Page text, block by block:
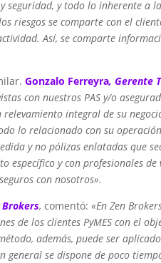
seguridad, y todo lo inherente a
riesgos se comparte con el
Así, se comparte
Gonzalo Ferreyra, Gerente
con nuestros PAS y/o
relevamiento integral de su
lo relacionado con su
y no pólizas enlatadas que
específico y con profesionales
con nosotros».
Brokers, comentó:«En Zen
de los clientes PyMES con el
además, puede ser
general se dispone de poco